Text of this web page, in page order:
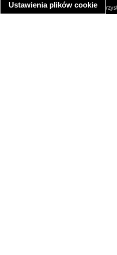
Ustawienia plików cookie
informacja o